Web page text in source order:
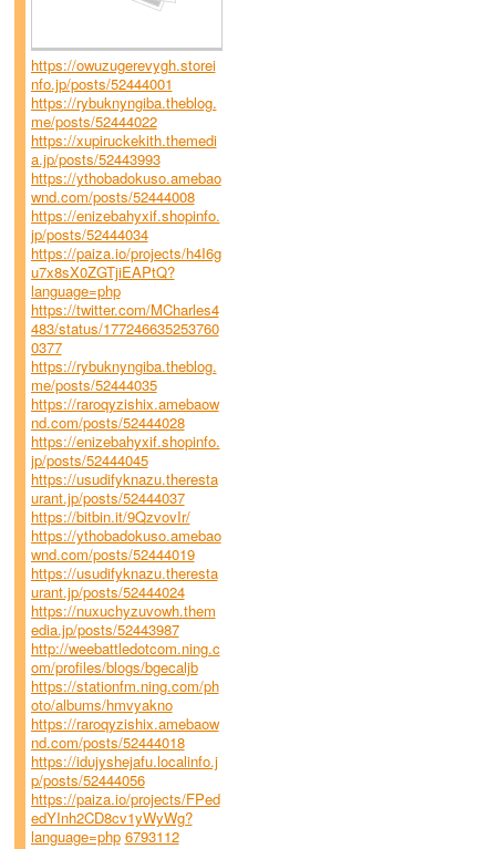
https://owuzugerevygh.storei
nfo.jp/posts/52444001
https://rybuknyngiba.theblog.
me/posts/52444022
https://xupiruckekith.themedi
a.jp/posts/52443993
https://ythobadokuso.amebao
wnd.com/posts/52444008
https://enizebahyxif.shopinfo.
jp/posts/52444034
https://paiza.io/projects/h4I6g
u7x8sX0ZGTjiEAPtQ?
language=php
https://twitter.com/MCharles4
483/status/177246635253760
0377
https://rybuknyngiba.theblog.
me/posts/52444035
https://raroqyzishix.amebaow
nd.com/posts/52444028
https://enizebahyxif.shopinfo.
jp/posts/52444045
https://usudifyknazu.theresta
urant.jp/posts/52444037
https://bitbin.it/9QzvovIr/
https://ythobadokuso.amebao
wnd.com/posts/52444019
https://usudifyknazu.theresta
urant.jp/posts/52444024
https://nuxuchyzuvowh.them
edia.jp/posts/52443987
http://weebattledotcom.ning.c
om/profiles/blogs/bgecaljb
https://stationfm.ning.com/ph
oto/albums/hmvyakno
https://raroqyzishix.amebaow
nd.com/posts/52444018
https://idujyshejafu.localinfo.j
p/posts/52444056
https://paiza.io/projects/FPed
edYInh2CD8cv1yWyWg?
language=php 6793112